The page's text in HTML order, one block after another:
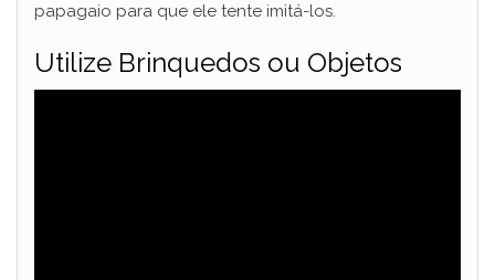
papagaio para que ele tente imitá-los.
Utilize Brinquedos ou Objetos